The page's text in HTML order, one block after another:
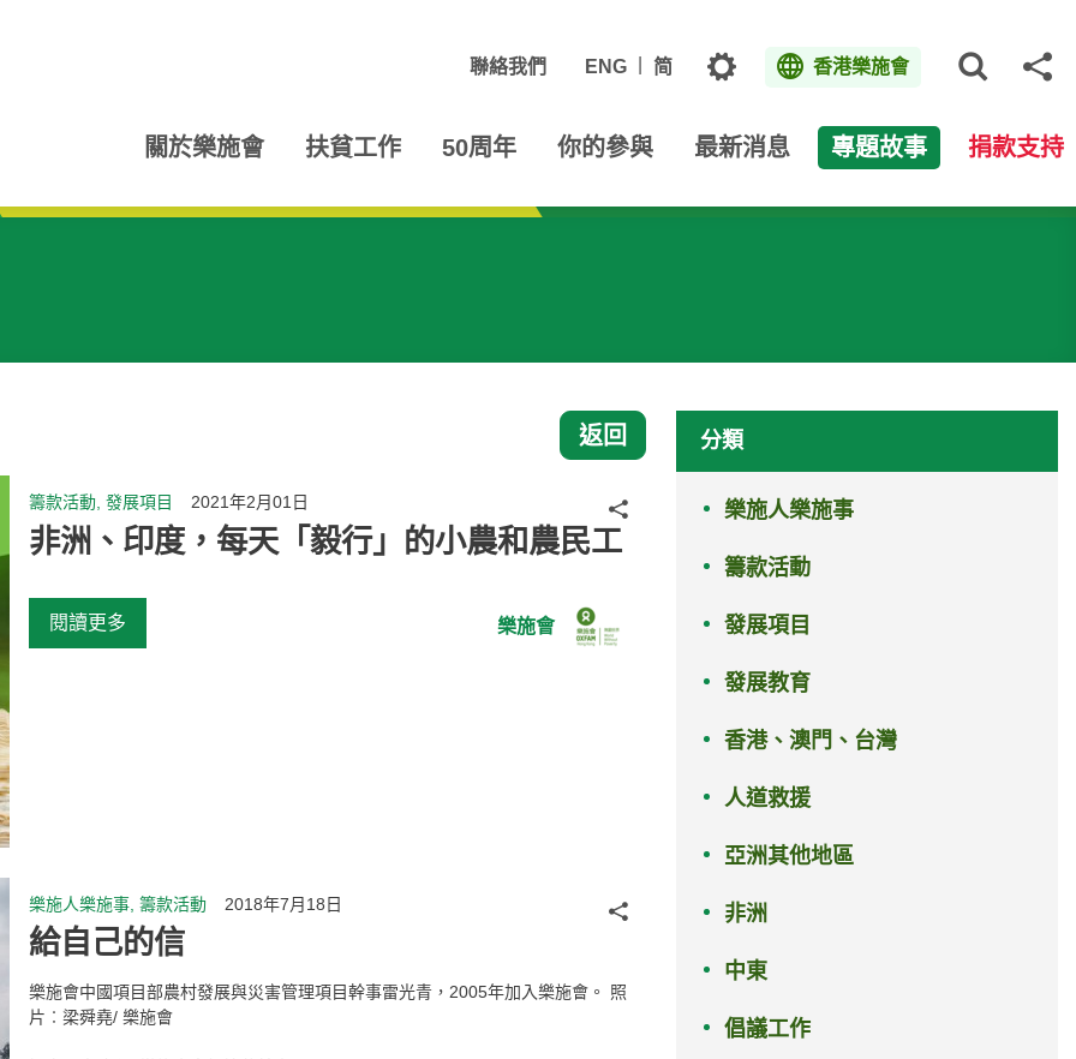
聯絡我們 ENG 简 主題 香港樂施會
關於樂施會 扶貧工作 50周年 你的參與 最新消息 專題故事 捐款支持
返回
籌款活動, 發展項目 2021年2月01日
非洲、印度，每天「毅行」的小農和農民工
閱讀更多 樂施會
分享
樂施人樂施事, 籌款活動 2018年7月18日
給自己的信
樂施會中國項目部農村發展與災害管理項目幹事雷光青，2005年加入樂施會。 照
片︰梁舜堯/ 樂施會
分享
分類
樂施人樂施事
籌款活動
發展項目
發展教育
香港、澳門、台灣
人道救援
亞洲其他地區
非洲
中東
倡議工作